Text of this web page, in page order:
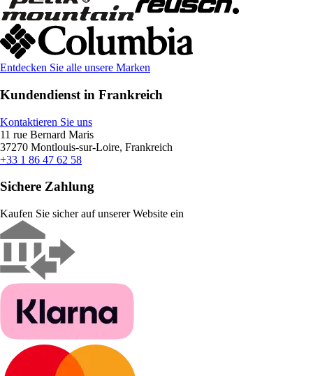
Entdecken Sie alle unsere Marken
Kundendienst in Frankreich
Kontaktieren Sie uns
11 rue Bernard Maris
37270 Montlouis-sur-Loire, Frankreich
+33 1 86 47 62 58
Sichere Zahlung
Kaufen Sie sicher auf unserer Website ein